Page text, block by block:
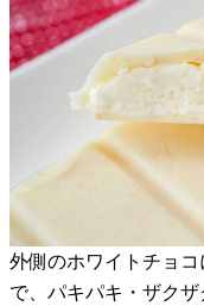
外側のホワイトチョ
で、パキパキ・ザク